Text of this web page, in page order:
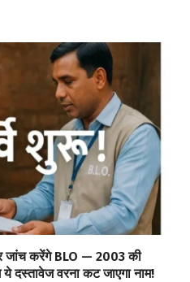
करेंगे BLO — 2003 की
दस्तावेज वरना कट जाएगा नाम!